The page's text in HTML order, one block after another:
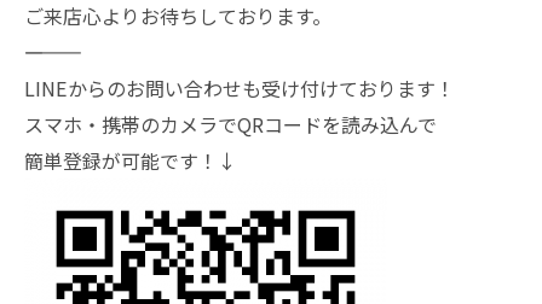
ご来店心よりお待ちしております。
―――――――
LINEからのお問い合わせも受け付けております！
スマホ・携帯のカメラでQRコードを読み込んで
簡単登録が可能です！↓